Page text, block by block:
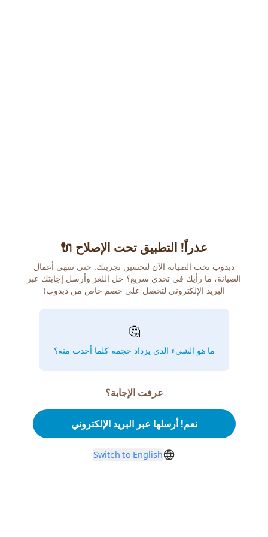
عذراً! التطبيق تحت الإصلاح 🔌
دبدوب تحت الصيانة الآن لتحسين تجربتك. حتى ننتهي أعمال
الصيانة، ما رأيك في تحدي سريع؟ حل اللغز وأرسل إجابتك عبر
البريد الإلكتروني لتحصل على خصم خاص من دبدوب!
🤔
ما هو الشيء الذي يزداد حجمه كلما أخذت منه؟
عرفت الإجابة؟
نعم! أرسلها عبر البريد الإلكتروني
Switch to English